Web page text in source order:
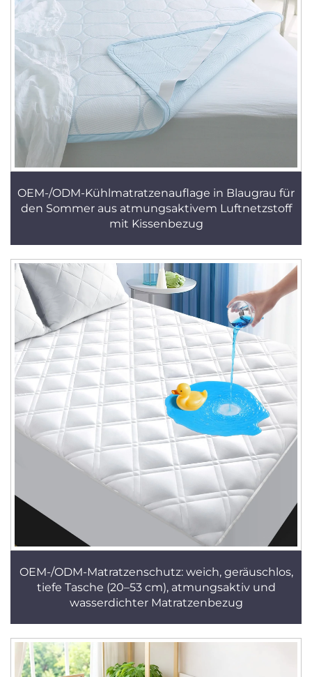
OEM-/ODM-Kühlmatratzenauflage in Blaugrau für
den Sommer aus atmungsaktivem Luftnetzstoff
mit Kissenbezug
OEM-/ODM-Matratzenschutz: weich, geräuschlos,
tiefe Tasche (20–53 cm), atmungsaktiv und
wasserdichter Matratzenbezug